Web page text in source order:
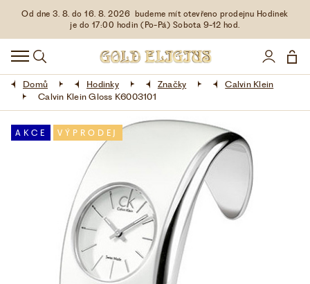
Od dne 3. 8. do 16. 8. 2026 budeme mít otevřeno prodejnu Hodinek
je do 17:00 hodin (Po-Pá) Sobota 9-12 hod.
HODINKY
DOPLŇKY
ŠPERKY
AKCE
LIMITOVANÉ EDICE
LÁSKA ❤
VŠE O NÁKUPU
Domů Hodinky Značky
Calvin Klein
Calvin Klein Gloss K6003101
AKCE VÝPRODEJ